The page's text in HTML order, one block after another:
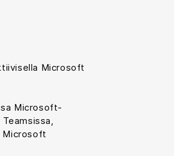
Microsoft
Microsoft-
Microsoft